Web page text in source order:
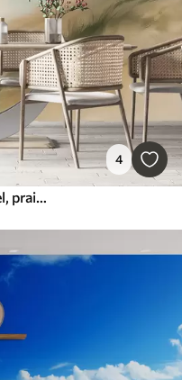
4
Paisagem abstrata em cores pastel, praia, mar, água-marinha e paleta de cores bege, pinceladas